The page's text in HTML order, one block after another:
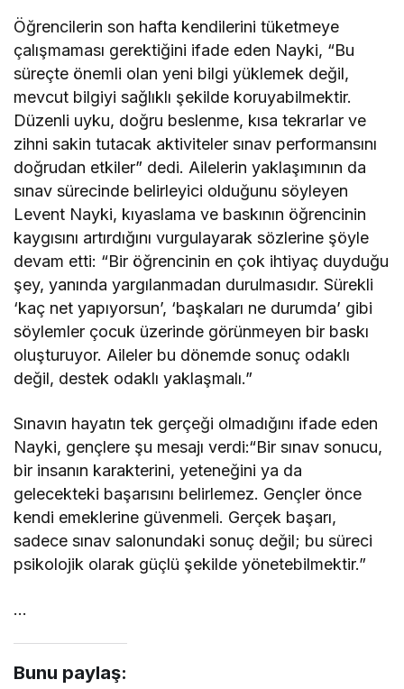
Öğrencilerin son hafta kendilerini tüketmeye
çalışmaması gerektiğini ifade eden Nayki, “Bu
süreçte önemli olan yeni bilgi yüklemek değil,
mevcut bilgiyi sağlıklı şekilde koruyabilmektir.
Düzenli uyku, doğru beslenme, kısa tekrarlar ve
zihni sakin tutacak aktiviteler sınav performansını
doğrudan etkiler” dedi. Ailelerin yaklaşımının da
sınav sürecinde belirleyici olduğunu söyleyen
Levent Nayki, kıyaslama ve baskının öğrencinin
kaygısını artırdığını vurgulayarak sözlerine şöyle
devam etti: “Bir öğrencinin en çok ihtiyaç duyduğu
şey, yanında yargılanmadan durulmasıdır. Sürekli
‘kaç net yapıyorsun’, ‘başkaları ne durumda’ gibi
söylemler çocuk üzerinde görünmeyen bir baskı
oluşturuyor. Aileler bu dönemde sonuç odaklı
değil, destek odaklı yaklaşmalı.”
Sınavın hayatın tek gerçeği olmadığını ifade eden
Nayki, gençlere şu mesajı verdi:“Bir sınav sonucu,
bir insanın karakterini, yeteneğini ya da
gelecekteki başarısını belirlemez. Gençler önce
kendi emeklerine güvenmeli. Gerçek başarı,
sadece sınav salonundaki sonuç değil; bu süreci
psikolojik olarak güçlü şekilde yönetebilmektir.”
…
Bunu paylaş: